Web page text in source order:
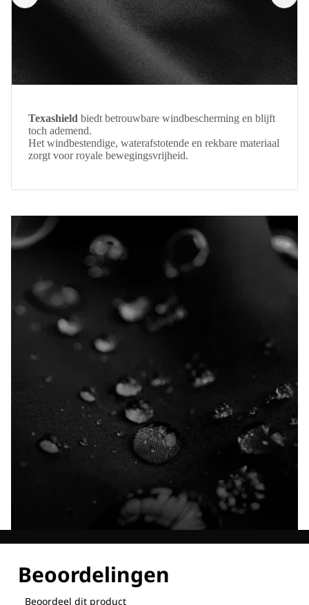
Texashield biedt betrouwbare windbescherming en blijft
toch ademend.
Het windbestendige, waterafstotende en rekbare materiaal
zorgt voor royale bewegingsvrijheid.